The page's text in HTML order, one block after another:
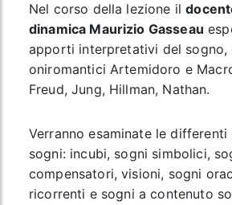
Nel corso della lezione il
dinamica Maurizio Gasseau
apporti interpretativi del sogno,
oniromantici Artemidoro e
Freud, Jung, Hillman, Nathan.
Verranno esaminate le
sogni: incubi, sogni simbolici,
compensatori, visioni, sogni
ricorrenti e sogni a contenuto